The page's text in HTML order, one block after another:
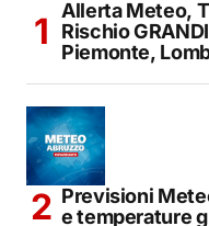
Allerta Meteo,
Rischio
Piemonte,
Previsioni
e temperature